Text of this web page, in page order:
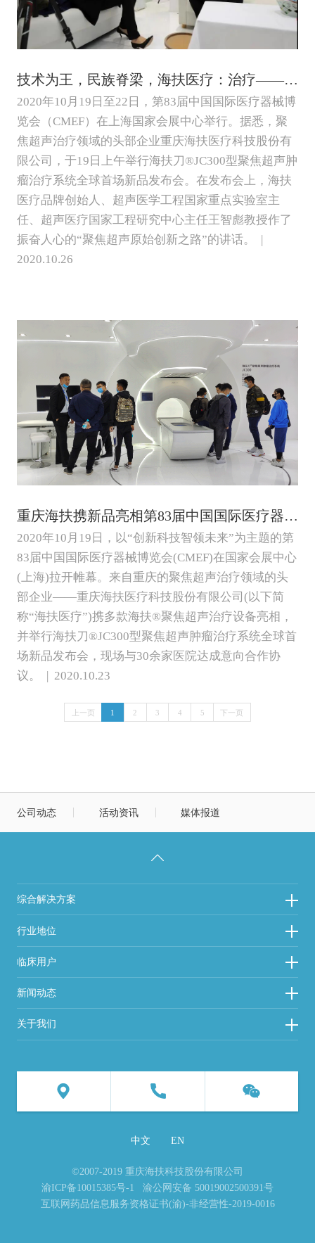
技术为王，民族脊梁，海扶医疗：治疗——让病人受伤害更小！
2020年10月19日至22日，第83届中国国际医疗器械博
览会（CMEF）在上海国家会展中心举行。据悉，聚
焦超声治疗领域的头部企业重庆海扶医疗科技股份有
限公司，于19日上午举行海扶刀®JC300型聚焦超声肿
瘤治疗系统全球首场新品发布会。在发布会上，海扶
医疗品牌创始人、超声医学工程国家重点实验室主
任、超声医疗国家工程研究中心主任王智彪教授作了
振奋人心的“聚焦超声原始创新之路”的讲话。 |
2020.10.26
重庆海扶携新品亮相第83届中国国际医疗器械博览会
2020年10月19日，以“创新科技智领未来”为主题的第
83届中国国际医疗器械博览会(CMEF)在国家会展中心
(上海)拉开帷幕。来自重庆的聚焦超声治疗领域的头
部企业——重庆海扶医疗科技股份有限公司(以下简
称“海扶医疗”)携多款海扶®聚焦超声治疗设备亮相，
并举行海扶刀®JC300型聚焦超声肿瘤治疗系统全球首
场新品发布会，现场与30余家医院达成意向合作协
议。 | 2020.10.23
上一页 1 2 3 4 5 下一页
公司动态 活动资讯 媒体报道
综合解决方案
行业地位
临床用户
新闻动态
关于我们
中文 EN
©2007-2019 重庆海扶科技股份有限公司
渝ICP备10015385号-1
渝公网安备 50019002500391号
互联网药品信息服务资格证书(渝)-非经营性-2019-0016